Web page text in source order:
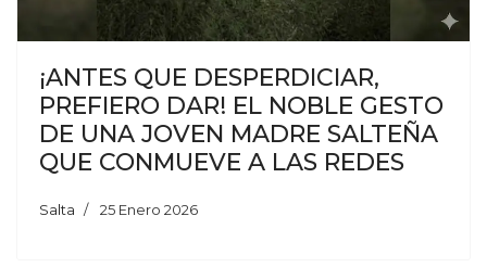
¡ANTES QUE DESPERDICIAR,
PREFIERO DAR! EL NOBLE GESTO
DE UNA JOVEN MADRE SALTEÑA
QUE CONMUEVE A LAS REDES
Salta 25 Enero 2026